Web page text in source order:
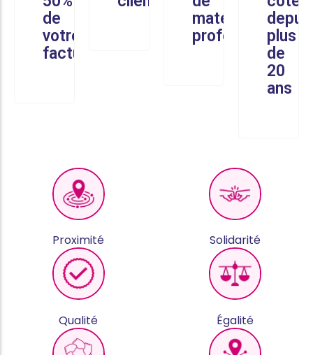
de
votre
facture
matériel
professionnel
plus
de
20
ans
Proximité Solidarité
Qualité Égalité